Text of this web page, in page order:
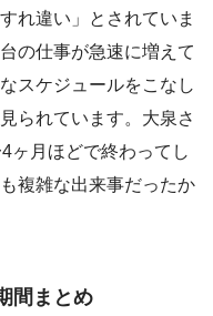
れ違い」とされていま
の仕事が急速に増えて
スケジュールをこなし
られています。大泉さ
ヶ月ほどで終わってし
複雑な出来事だったか
間まとめ